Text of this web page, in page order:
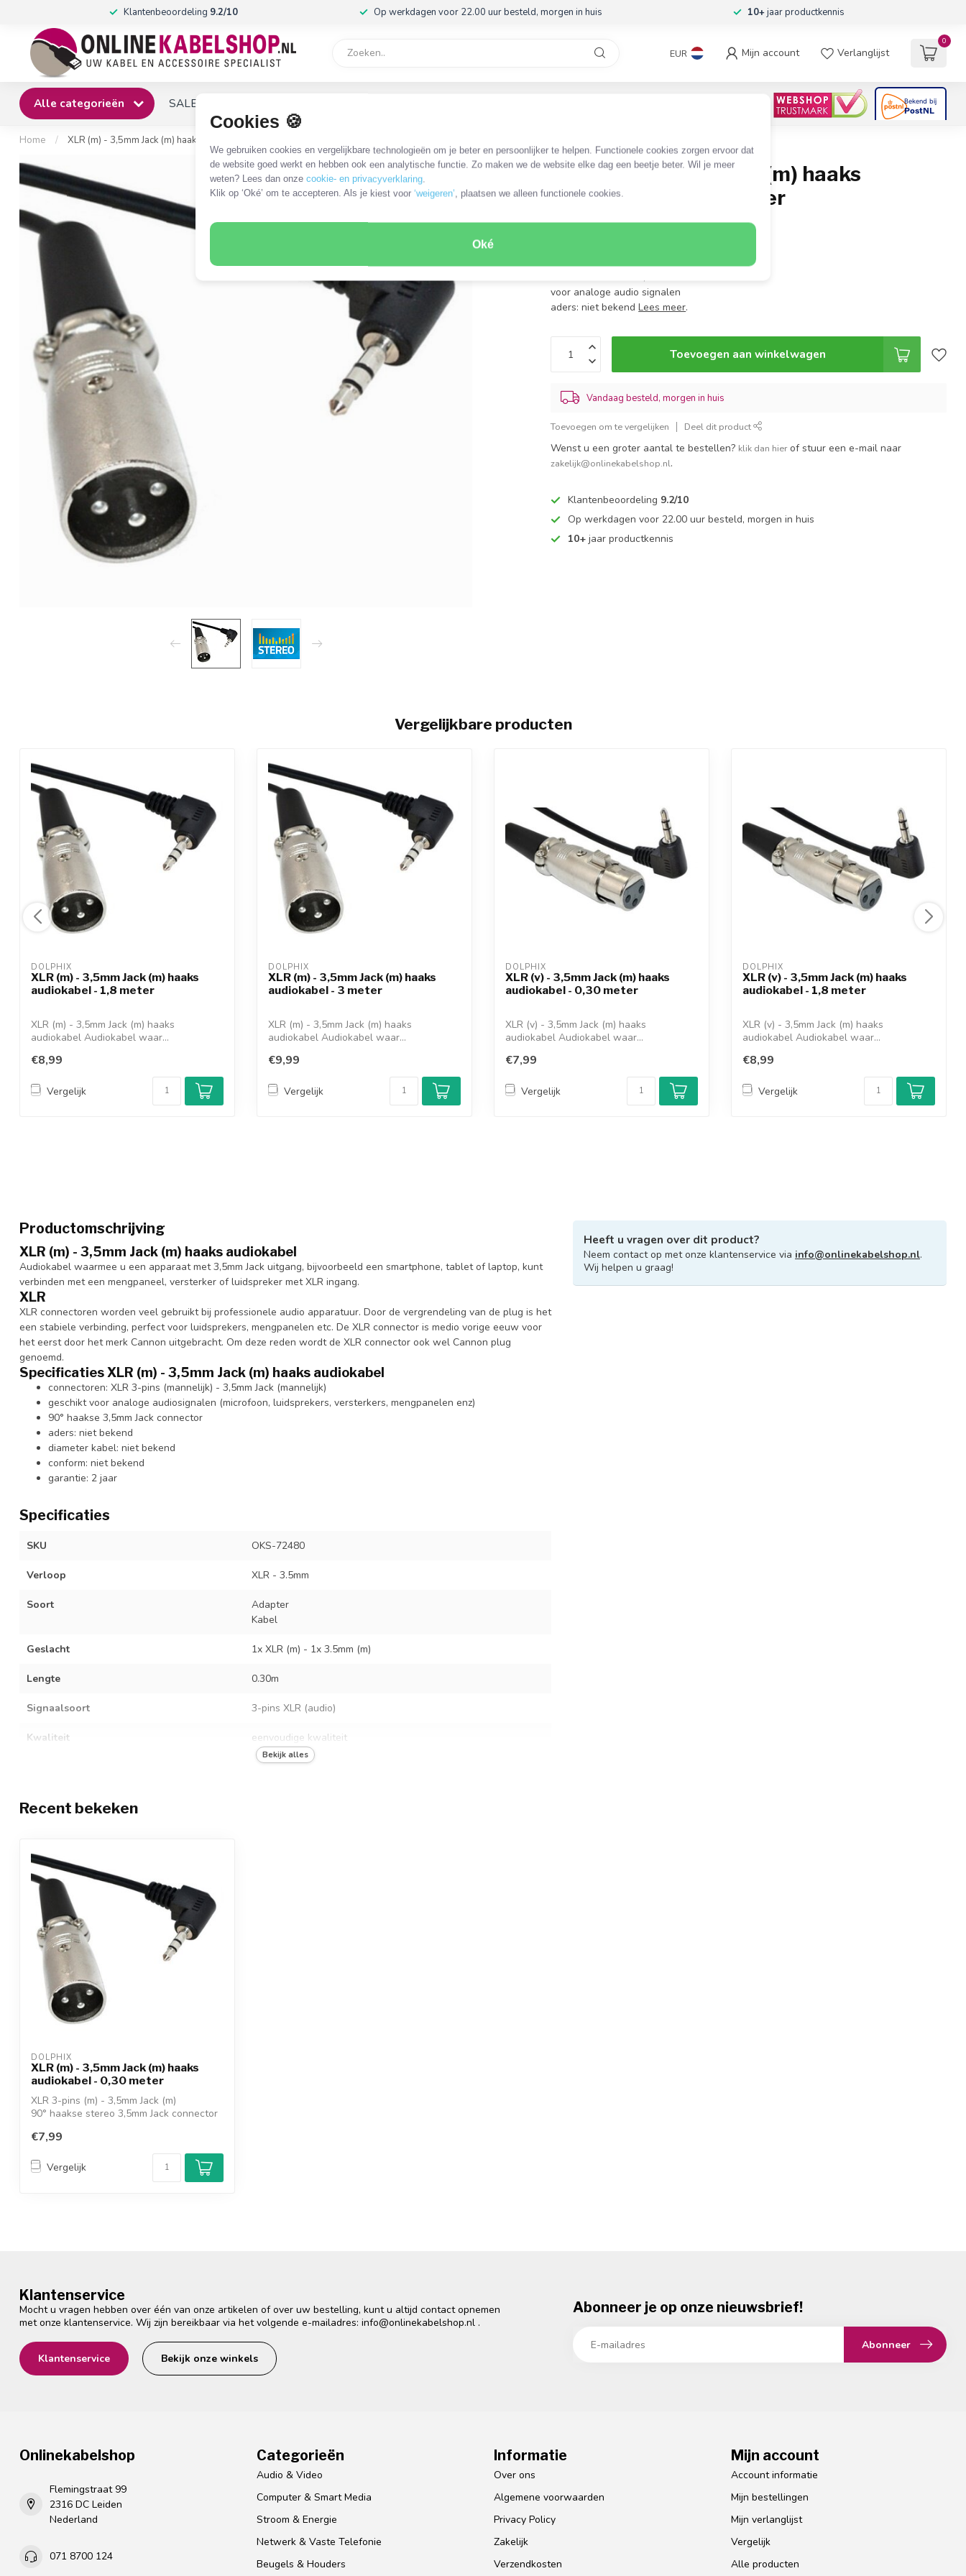
Cookies 🍪
We gebruiken cookies en vergelijkbare technologieën om je beter en persoonlijker te helpen. Functionele cookies zorgen ervoor dat
de website goed werkt en hebben ook een analytische functie. Zo maken we de website elke dag een beetje beter. Wil je meer
weten? Lees dan onze cookie- en privacyverklaring.
Klik op ‘Oké’ om te accepteren. Als je kiest voor ‘weigeren’, plaatsen we alleen functionele cookies.
Oké
Klantenbeoordeling 9.2/10 Op werkdagen voor 22.00 uur besteld, morgen in huis 10+jaar productkennis
EUR Mijn account Verlanglijst
0
Alle categorieën SALE
Home / XLR (m) - 3,5mm Jack (m) haaks audiokabel - 0,30 meter
OKS-72480
XLR (m) - 3,5mm Jack (m) haaks
audiokabel - 0,30 meter
€7,99 Incl. btw
90° haakse stereo 3,5mm Jack connector
voor analoge audio signalen
aders: niet bekendLees meer.
Toevoegen aan winkelwagen
Vandaag besteld, morgen in huis
Toevoegen om te vergelijken Deel dit product
Wenst u een groter aantal te bestellen? klik dan hierof stuur een e-mail naar
zakelijk@onlinekabelshop.nl.
Klantenbeoordeling 9.2/10
Op werkdagen voor 22.00 uur besteld, morgen in huis
10+ jaar productkennis
Vergelijkbare producten
DOLPHIX
XLR (m) - 3,5mm Jack (m) haaks
audiokabel - 1,8 meter
XLR (m) - 3,5mm Jack (m) haaks
audiokabel Audiokabel waar...
€8,99
Vergelijk
DOLPHIX
XLR (m) - 3,5mm Jack (m) haaks
audiokabel - 3 meter
XLR (m) - 3,5mm Jack (m) haaks
audiokabel Audiokabel waar...
€9,99
Vergelijk
DOLPHIX
XLR (v) - 3,5mm Jack (m) haaks
audiokabel - 0,30 meter
XLR (v) - 3,5mm Jack (m) haaks
audiokabel Audiokabel waar...
€7,99
Vergelijk
DOLPHIX
XLR (v) - 3,5mm Jack (m) haaks
audiokabel - 1,8 meter
XLR (v) - 3,5mm Jack (m) haaks
audiokabel Audiokabel waar...
€8,99
Vergelijk
Productomschrijving
XLR (m) - 3,5mm Jack (m) haaks audiokabel
Audiokabel waarmee u een apparaat met 3,5mm Jack uitgang, bijvoorbeeld een smartphone, tablet of laptop, kunt
verbinden met een mengpaneel, versterker of luidspreker met XLR ingang.
XLR
XLR connectoren worden veel gebruikt bij professionele audio apparatuur. Door de vergrendeling van de plug is het
een stabiele verbinding, perfect voor luidsprekers, mengpanelen etc. De XLR connector is medio vorige eeuw voor
het eerst door het merk Cannon uitgebracht. Om deze reden wordt de XLR connector ook wel Cannon plug
genoemd.
Specificaties XLR (m) - 3,5mm Jack (m) haaks audiokabel
connectoren: XLR 3-pins (mannelijk) - 3,5mm Jack (mannelijk)
geschikt voor analoge audiosignalen (microfoon, luidsprekers, versterkers, mengpanelen enz)
90° haakse 3,5mm Jack connector
aders: niet bekend
diameter kabel: niet bekend
conform: niet bekend
garantie: 2 jaar
Specificaties
SKU OKS-72480
Verloop XLR - 3.5mm
Soort
Adapter
Kabel
Geslacht 1x XLR (m) - 1x 3.5mm (m)
Lengte 0.30m
Signaalsoort 3-pins XLR (audio)
Kwaliteit eenvoudige kwaliteit
zwart
Bekijk alles
Heeft u vragen over dit product?
Neem contact op met onze klantenservice via info@onlinekabelshop.nl.
Wij helpen u graag!
Recent bekeken
DOLPHIX
XLR (m) - 3,5mm Jack (m) haaks
audiokabel - 0,30 meter
XLR 3-pins (m) - 3,5mm Jack (m)
90° haakse stereo 3,5mm Jack connector
€7,99
Vergelijk
Klantenservice
Mocht u vragen hebben over één van onze artikelen of over uw bestelling, kunt u altijd contact opnemen
met onze klantenservice. Wij zijn bereikbaar via het volgende e-mailadres: info@onlinekabelshop.nl .
Klantenservice Bekijk onze winkels
Abonneer je op onze nieuwsbrief!
Abonneer
Onlinekabelshop
Flemingstraat 99
2316 DC Leiden
Nederland
071 8700 124
Categorieën
Audio & Video
Computer & Smart Media
Stroom & Energie
Netwerk & Vaste Telefonie
Beugels & Houders
Informatie
Over ons
Algemene voorwaarden
Privacy Policy
Zakelijk
Verzendkosten
Mijn account
Account informatie
Mijn bestellingen
Mijn verlanglijst
Vergelijk
Alle producten